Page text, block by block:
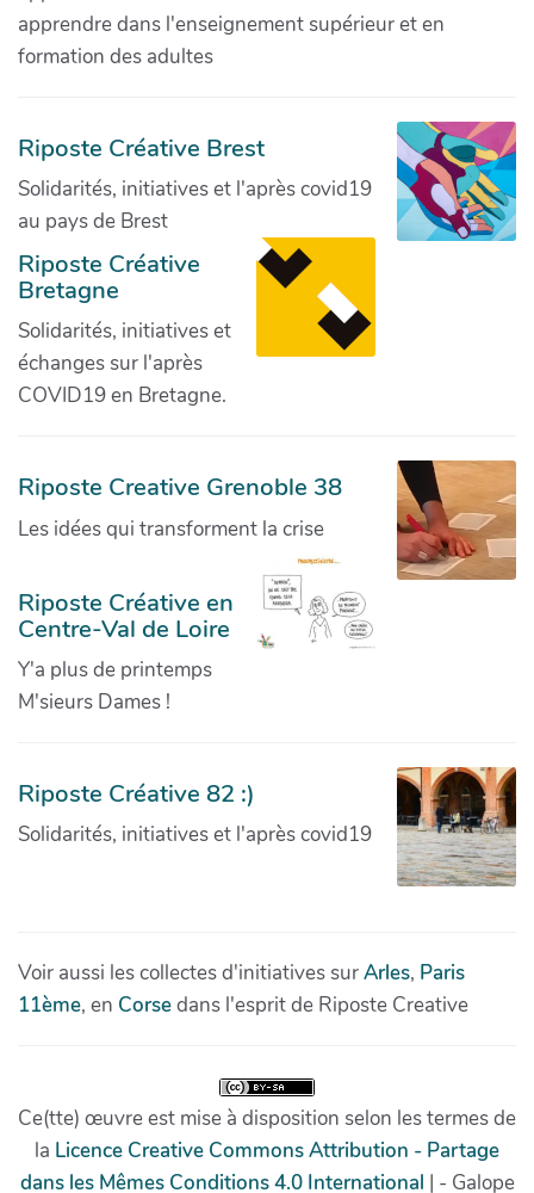
apprendre dans l'enseignement supérieur et en
formation des adultes
Riposte Créative Brest
Solidarités, initiatives et l'après covid19
au pays de Brest
Riposte Créative
Bretagne
Solidarités, initiatives et
échanges sur l'après
COVID19 en Bretagne.
Riposte Creative Grenoble 38
Les idées qui transforment la crise
Riposte Créative en
Centre-Val de Loire
Y'a plus de printemps
M'sieurs Dames !
Riposte Créative 82 :)
Solidarités, initiatives et l'après covid19
Voir aussi les collectes d'initiatives surArles, Paris
11ème, en Corsedans l'esprit de Riposte Creative
Ce(tte) œuvre est mise à disposition selon les termes de
la Licence Creative Commons Attribution - Partage
dans les Mêmes Conditions 4.0 International | - Galope